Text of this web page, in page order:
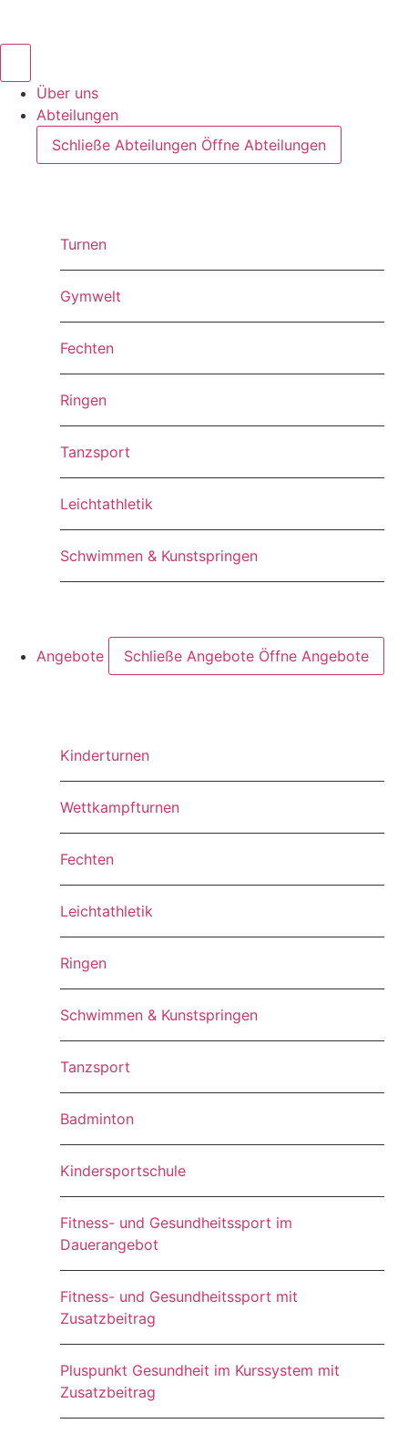
Über uns
Abteilungen
Schließe Abteilungen Öffne Abteilungen
Turnen
Gymwelt
Fechten
Ringen
Tanzsport
Leichtathletik
Schwimmen & Kunstspringen
Angebote Schließe Angebote Öffne Angebote
Kinderturnen
Wettkampfturnen
Fechten
Leichtathletik
Ringen
Schwimmen & Kunstspringen
Tanzsport
Badminton
Kindersportschule
Fitness- und Gesundheitssport im
Dauerangebot
Fitness- und Gesundheitssport mit
Zusatzbeitrag
Pluspunkt Gesundheit im Kurssystem mit
Zusatzbeitrag